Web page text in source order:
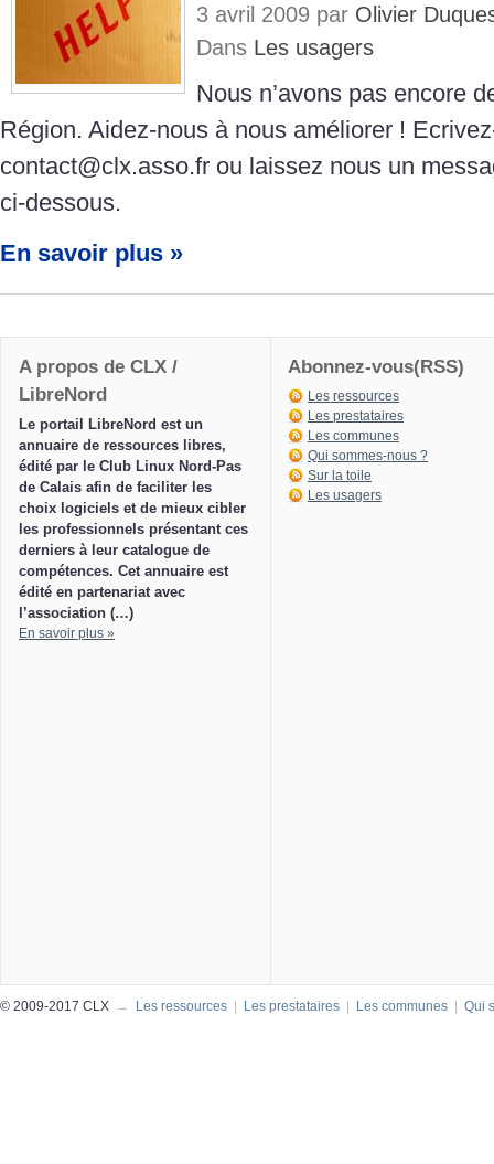
3 avril 2009 par Olivier
Dans Les usagers
Nous n’avons pas encore
Région. Aidez-nous à nous améliorer !
contact@clx.asso.fr ou laissez nous un
ci-dessous.
En savoir plus »
A propos de CLX /
LibreNord
Le portail LibreNord est un
annuaire de ressources libres,
édité par le Club Linux Nord-Pas
de Calais afin de faciliter les
choix logiciels et de mieux cibler
les professionnels présentant ces
derniers à leur catalogue de
compétences. Cet annuaire est
édité en partenariat avec
l’association (…)
En savoir plus »
Abonnez-vous(RSS)
Les ressources
Les prestataires
Les communes
Qui sommes-nous ?
Sur la toile
Les usagers
© 2009-2017 CLX → Les ressources Les prestataires Les communes Qui